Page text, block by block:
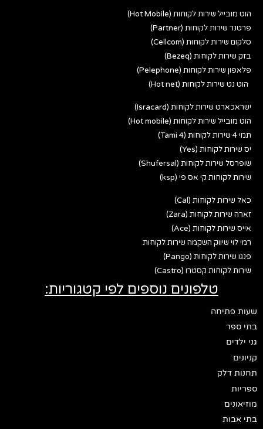
הוט מובייל שירות לקוחות (Hot Mobile)
פרטנר שירות לקוחות (Partner)
סלקום שירות לקוחות (Cellcom)
בזק שירות לקוחות (Bezeq)
פלאפון שירות לקוחות (Pelephone)
הוט נט שירות לקוחות (Hot net)
ישראכארט שירות לקוחות (Isracard)
הוט מובייל שירות לקוחות (Hot mobile)
תמי 4 שירות לקוחות (Tami 4)
יס שירות לקוחות (Yes)
שופרסל שירות לקוחות (Shufersal)
שירות לקוחות קי אס פי (ksp)
כאל שירות לקוחות (Cal)
זארה שירות לקוחות (Zara)
אייס שירות לקוחות (Ace)
רמי לוי שיווק השקמה שירות לקוחות
פנגו שירות לקוחות (Pango)
שירות לקוחות קסטרו (Castro)
טלפונים נוספים לפי קטגוריות:
שעות פתיחה
בתי ספר
גני ילדים
קניונים
תחנות דלק
ספריות
מוזיאונים
בתי אבות